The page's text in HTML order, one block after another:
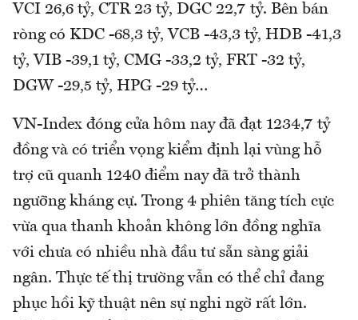
VCI 26,6 tỷ, CTR 23 tỷ, DGC 22,7 tỷ. Bên bán
ròng có KDC -68,3 tỷ, VCB -43,3 tỷ, HDB -41,3
tỷ, VIB -39,1 tỷ, CMG -33,2 tỷ, FRT -32 tỷ,
DGW -29,5 tỷ, HPG -29 tỷ…
VN-Index đóng cửa hôm nay đã đạt 1234,7 tỷ
đồng và có triển vọng kiểm định lại vùng hỗ
trợ cũ quanh 1240 điểm nay đã trở thành
ngưỡng kháng cự. Trong 4 phiên tăng tích cực
vừa qua thanh khoản không lớn đồng nghĩa
với chưa có nhiều nhà đầu tư sẵn sàng giải
ngân. Thực tế thị trường vẫn có thể chỉ đang
phục hồi kỹ thuật nên sự nghi ngờ rất lớn.